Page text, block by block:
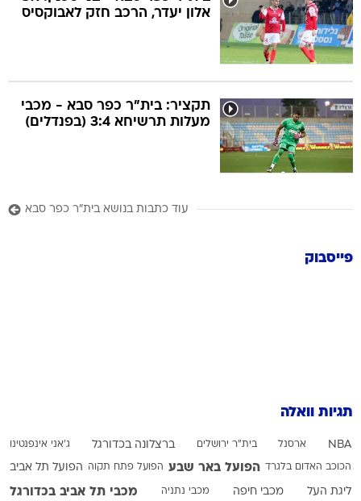
אלון יעדר, הרכב חזק לאבוקסיס
תקציר: בית"ר כפר סבא - מכבי
מעלות תרשיחא 3:4 (בפנדלים)
עוד כתבות בנושא בית"ר כפר סבא
פייסבוק
תגיות וואלה
NBA ארסנל בית"ר ירושלים ברצלונה בכדורגל ג'אני אינפנטינו
הכוכב האדום בלגרד הפועל באר שבע הפועל פתח תקוה הפועל תל אביב
ליגת העל מכבי חיפה מכבי נתניה מכבי תל אביב בכדורגל